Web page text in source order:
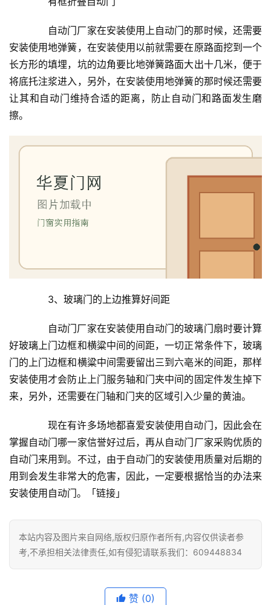
门
卧
室
门
门
门
套
安
装
安
装
维
修
资
讯
自动门厂家在安装使用上自动门的那时候，还需要
安装使用地弹簧，在安装使用以前就需要在原路面挖到一个
长方形的填埋，坑的边角要比地弹簧路面大出十几米，便于
将底托注浆进入，另外，在安装使用地弹簧的那时候还需要
让其和自动门维持合适的距离，防止自动门和路面发生磨
擦。
3、玻璃门的上边推算好间距
自动门厂家在安装使用自动门的玻璃门扇时要计算
好玻璃上门边框和横粱中间的间距，一切正常条件下，玻璃
门的上门边框和横粱中间需要留出三到六亳米的间距，那样
安装使用才会防止上门服务轴和门夹中间的固定件发生掉下
来，另外，还需要在门轴和门夹的区域引入少量的黄油。
现在有许多场地都喜爱安装使用自动门，因此会在
掌握自动门哪一家信誉好过后，再从自动门厂家采购优质的
自动门来用到。不过，由于自动门的安装使用质量对后期的
用到会发生非常大的危害，因此，一定要根据恰当的办法来
安装使用自动门。「链接」
本站内容及图片来自网络,版权归原作者所有,内容仅供读者参
考,不承担相关法律责任,如有侵犯请联系我们：609448834
赞 (0)